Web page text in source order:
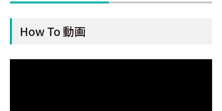
How To 動画